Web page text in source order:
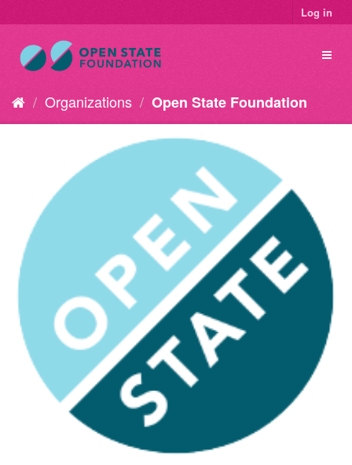
Log in
Organizations Open State Foundation